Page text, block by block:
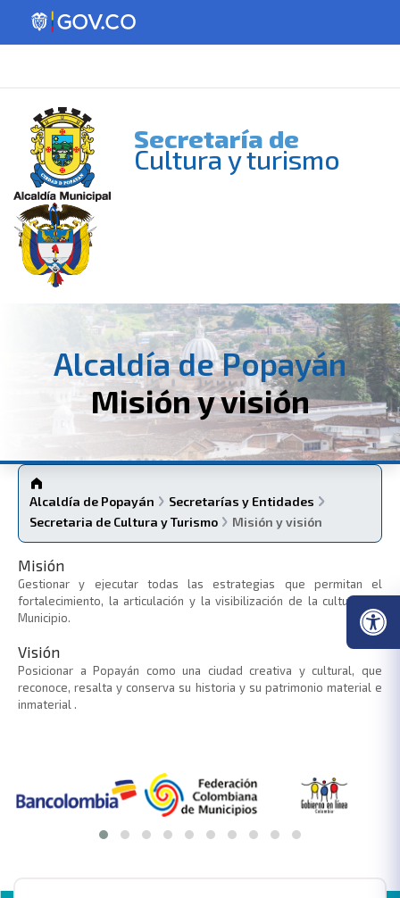
Secretaría de
Cultura y turismo
Alcaldía de Popayán
Misión y visión
Alcaldía de Popayán
Secretarías y Entidades
Secretaria de Cultura y Turismo
Misión y visión
​Misión
Gestionar y ejecutar todas las estrategias que permitan el
fortalecimiento, la articulación y la visibilización de la cultura del
Municipio.
Visión
Posicionar a Popayán como una ciudad creativa y cultural, que
reconoce, resalta y conserva su historia y su patrimonio material e
inmaterial .